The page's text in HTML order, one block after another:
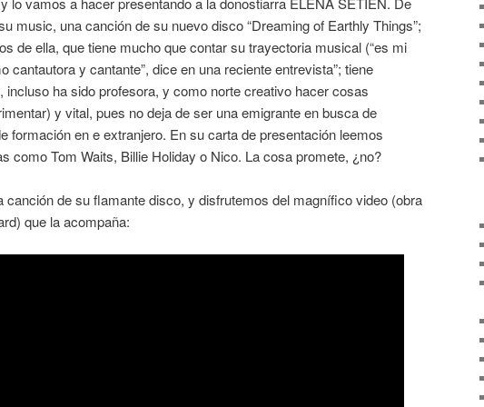
music, una canción de su nuevo disco “Dreaming of Earthly Things”;
de ella, que tiene mucho que contar su trayectoria musical (“es mi
cantautora y cantante”, dice en una reciente entrevista”; tiene
incluso ha sido profesora, y como norte creativo hacer cosas
y vital, pues no deja de ser una emigrante en busca de
formación en e extranjero. En su carta de presentación leemos
como Tom Waits, Billie Holiday o Nico. La cosa promete, ¿no?
canción de su flamante disco, y disfrutemos del magnífico video (obra
que la acompaña: